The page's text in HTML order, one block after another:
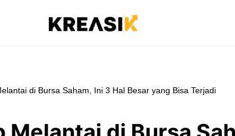
di Bursa Saham, Ini 3 Hal Besar yang Bisa Terjadi